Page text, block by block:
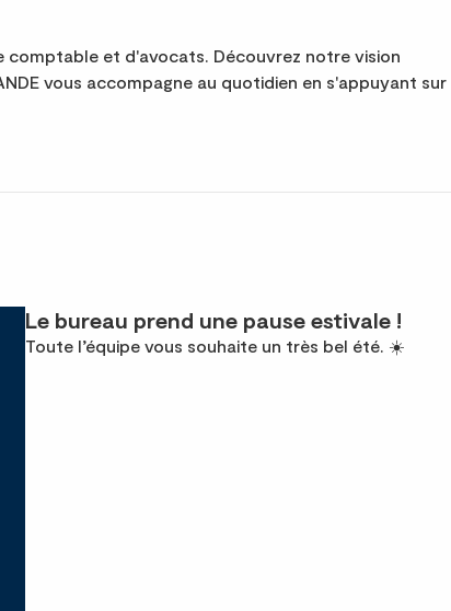
comptable et d'avocats. Découvrez notre vision
vous accompagne au quotidien en s'appuyant sur
Le bureau prend une pause estivale !
Toute l’équipe vous souhaite un très bel été. ☀️